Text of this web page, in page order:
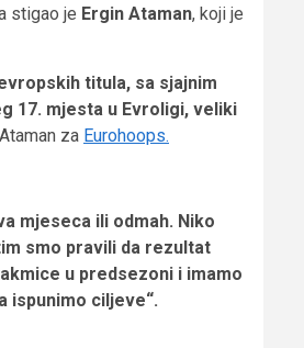
stigao je Ergin Ataman, koji je
titula, sa sjajnim
17. mjesta u Evroligi, veliki
za Eurohoops.
mjeseca ili odmah. Niko
smo pravili da rezultat
u predsezoni i imamo
ispunimo ciljeve“.